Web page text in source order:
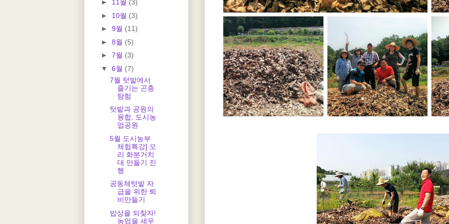
► 11월 (3)
► 10월 (3)
► 9월 (11)
► 8월 (5)
► 7월 (3)
▼ 6월 (7)
7월 텃밭에서
즐기는 곤충
탐험
텃밭과 공원의
융합, 도시농
업공원
5월 도시농부
체험특강] 오
리 화분거치
대 만들기 진
행
공동체텃밭 자
급을 위한 퇴
비만들기
밥상을 되찾자!
농업을 세우